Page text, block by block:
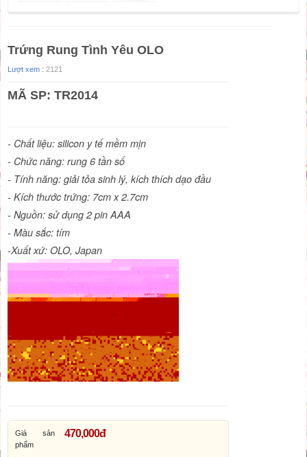
Trứng Rung Tình Yêu OLO
Lượt xem : 2121
MÃ SP: TR2014
- Chất liệu: silicon y tế mềm mịn
- Chức năng: rung 6 tần số
- Tính năng: giải tỏa sinh lý, kích thích dạo đầu
- Kích thước trứng: 7cm x 2.7cm
- Nguồn: sử dụng 2 pin AAA
- Màu sắc: tím
-Xuất xứ: OLO, Japan
Giá sản
phẩm
470,000đ